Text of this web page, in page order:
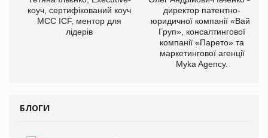
коуч, сертифікований коуч
МСС ICF, ментор для
лідерів
директор патентно-
юридичної компанії «Вайз
Груп», консалтингової
компанії «Парето» та
маркетингової агенції
Myka Agency.
БЛОГИ